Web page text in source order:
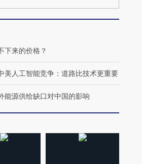
下来的价格？
美人工智能竞争：道路比技术更重要
能源供给缺口对中国的影响